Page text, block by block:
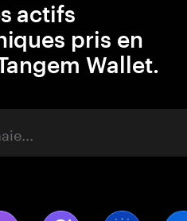
actifs
pris en
Wallet.